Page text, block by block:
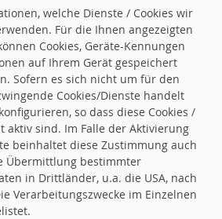
welche Dienste / Cookies wir
Für die Ihnen angezeigten
Cookies, Geräte-Kennungen
auf Ihrem Gerät gespeichert
Sofern es sich nicht um für den
Cookies/Dienste handelt
so dass diese Cookies /
aktiv sind. Im Falle der Aktivierung
beinhaltet diese Zustimmung auch
Übermittlung bestimmter
in Drittländer, u.a. die USA, nach
Verarbeitungszwecke im Einzelnen